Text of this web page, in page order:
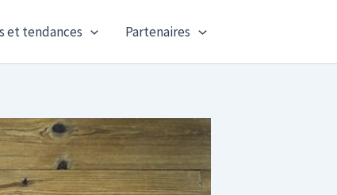
et tendances Partenaires